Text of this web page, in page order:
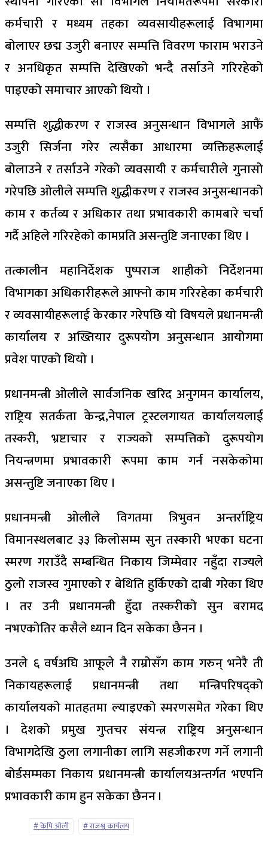
कर्मचारी र मध्यम तहका व्यवसायीहरूलाई विभागमा
बोलाएर छद्म उजुरी बनाएर सम्पत्ति विवरण फाराम भराउने
र अनधिकृत सम्पत्ति देखिएको भन्दै तर्साउने गरिरहेको
पाइएको समाचार आएको थियो ।
सम्पत्ति शुद्धीकरण र राजस्व अनुसन्धान विभागले आफैं
उजुरी सिर्जना गरेर त्यसैका आधारमा व्यक्तिहरूलाई
बोलाउने र तर्साउने गरेको व्यवसायी र कर्मचारीले गुनासो
गरेपछि ओलीले सम्पत्ति शुद्धीकरण र राजस्व अनुसन्धानको
काम र कर्तव्य र अधिकार तथा प्रभावकारी कामबारे चर्चा
गर्दै अहिले गरिरहेको कामप्रति असन्तुष्टि जनाएका थिए ।
तत्कालीन महानिर्देशक पुष्पराज शाहीको निर्देशनमा
विभागका अधिकारीहरूले आफ्नो काम गरिरहेका कर्मचारी
र व्यवसायीहरूलाई केरकार गरेपछि यो विषयले प्रधानमन्त्री
कार्यालय र अख्तियार दुरूपयोग अनुसन्धान आयोगमा
प्रवेश पाएको थियो ।
प्रधानमन्त्री ओलीले सार्वजनिक खरिद अनुगमन कार्यालय,
राष्ट्रिय सतर्कता केन्द्र,नेपाल ट्रस्टलगायत कार्यालयलाई
तस्करी, भ्रष्टाचार र राज्यको सम्पत्तिको दुरूपयोग
नियन्त्रणमा प्रभावकारी रूपमा काम गर्न नसकेकोमा
असन्तुष्टि जनाएका थिए ।
प्रधानमन्त्री ओलीले विगतमा त्रिभुवन अन्तर्राष्ट्रिय
विमानस्थलबाट ३३ किलोसम्म सुन तस्कारी भएका घटना
स्मरण गराउँदै सम्बन्धित निकाय जिम्मेवार नहुँदा राज्यले
ठुलो राजस्व गुमाएको र बेथिति हुर्किएको दाबी गरेका थिए
। तर उनी प्रधानमन्त्री हुँदा तस्करीको सुन बरामद
नभएकोतिर कसैले ध्यान दिन सकेका छैनन ।
उनले ६ वर्षअघि आफूले नै राम्रोसँग काम गरुन् भनेरै ती
निकायहरूलाई प्रधानमन्त्री तथा मन्त्रिपरिषद्को
कार्यालयको मातहतमा ल्याइएको स्मरणसमेत गरेका थिए
। देशको प्रमुख गुप्तचर संयन्त्र राष्ट्रिय अनुसन्धान
विभागदेखि ठुला लगानीका लागि सहजीकरण गर्ने लगानी
बोर्डसम्मका निकाय प्रधानमन्त्री कार्यालयअन्तर्गत भएपनि
प्रभावकारी काम हुन सकेका छैनन ।
केपि ओली राजश्व कार्यलय